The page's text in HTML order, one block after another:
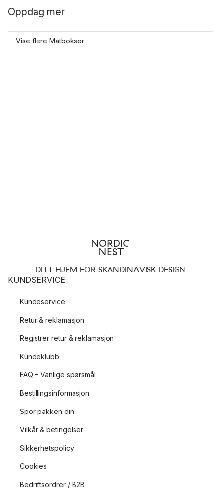
Oppdag mer
Vise flere Matbokser
DITT HJEM FOR SKANDINAVISK DESIGN
KUNDSERVICE
Kundeservice
Retur & reklamasjon
Registrer retur & reklamasjon
Kundeklubb
FAQ – Vanlige spørsmål
Bestillingsinformasjon
Spor pakken din
Vilkår & betingelser
Sikkerhetspolicy
Cookies
Bedriftsordrer / B2B